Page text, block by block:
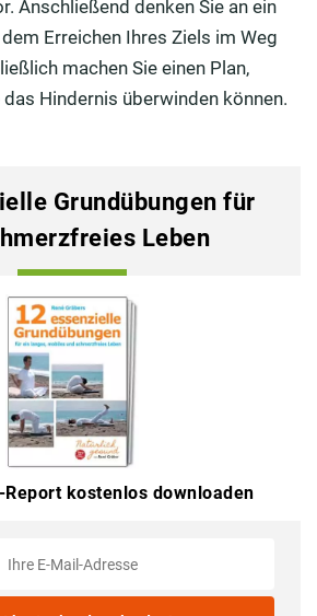
Anschließend denken Sie an ein
Erreichen Ihres Ziels im Weg
machen Sie einen Plan,
Hindernis überwinden können.